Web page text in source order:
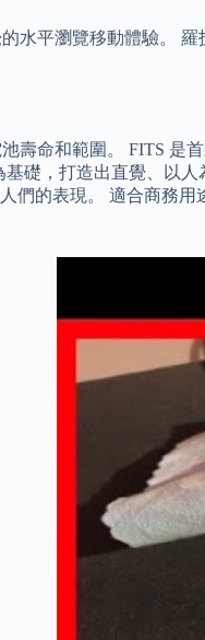
水平瀏覽移動體驗。
壽命和範圍。 FITS 是
礎，打造出直覺、以
們的表現。 適合商務